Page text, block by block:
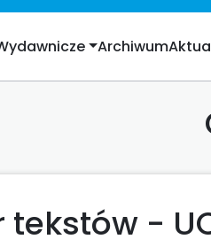
Archiwum
-